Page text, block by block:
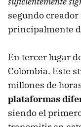
segundo
principalmente
En tercer lugar
Colombia. Este
millones de
plataformas
siendo el